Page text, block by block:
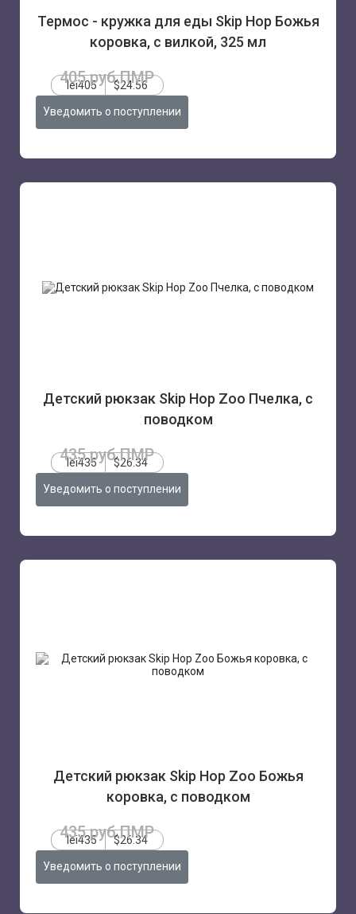
Термос - кружка для еды Skip Hop Божья
коровка, с вилкой, 325 мл
405 руб.ПМР
lei405 $24.56
Уведомить о поступлении
Детский рюкзак Skip Hop Zoo Пчелка, с
поводком
435 руб.ПМР
lei435 $26.34
Уведомить о поступлении
Детский рюкзак Skip Hop Zoo Божья
коровка, с поводком
435 руб.ПМР
lei435 $26.34
Уведомить о поступлении